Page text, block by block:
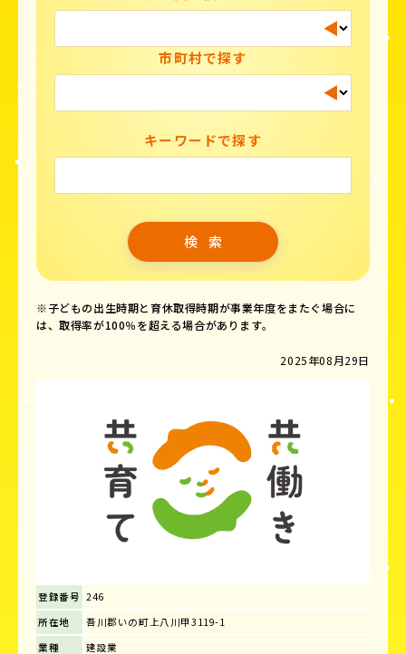
市町村で探す
キーワードで探す
※子どもの出生時期と育休取得時期が事業年度をまたぐ場合に
は、取得率が100％を超える場合があります。
2025年08月29日
登録番号 246
所在地
吾川郡いの町上八川甲3119-1
業種
建設業